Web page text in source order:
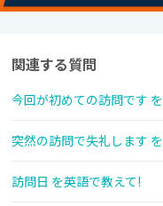
関連する質問
今回が初めての訪問です
突然の訪問で失礼します
訪問日 を英語で教えて!